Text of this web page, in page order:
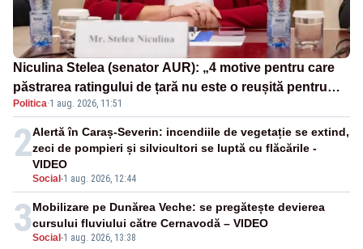
Niculina Stelea (senator AUR): „4 motive pentru care
păstrarea ratingului de țară nu este o reușită pentru
Guvernul Bolojan”
Politica·1 aug. 2026, 11:51
2
Social -1 aug. 2026, 12:44
Alertă în Caraș-Severin: incendiile de vegetație se extind,
zeci de pompieri și silvicultori se luptă cu flăcările -
VIDEO
3Social -1 aug. 2026, 13:38
Mobilizare pe Dunărea Veche: se pregătește devierea
cursului fluviului către Cernavodă – VIDEO